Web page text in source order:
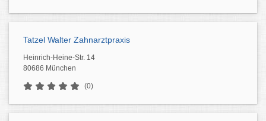
Tatzel Walter Zahnarztpraxis
Heinrich-Heine-Str. 14
80686 München
(0)